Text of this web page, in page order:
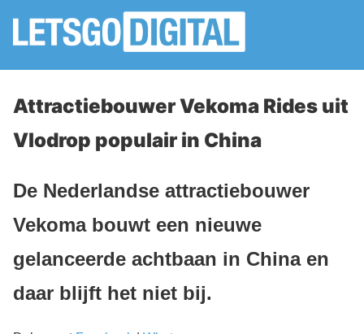
Attractiebouwer Vekoma Rides uit
Vlodrop populair in China
De Nederlandse attractiebouwer
Vekoma bouwt een nieuwe
gelanceerde achtbaan in China en
daar blijft het niet bij.